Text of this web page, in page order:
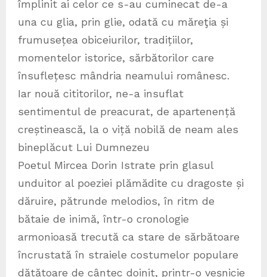
împlinit ai celor ce s-au cuminecat de-a
una cu glia, prin glie, odată cu măreţia și
frumusețea obiceiurilor, tradițiilor,
momentelor istorice, sărbătorilor care
însuflețesc mândria neamului românesc.
Iar nouă cititorilor, ne-a insuflat
sentimentul de preacurat, de apartenență
creștinească, la o viță nobilă de neam ales
bineplăcut Lui Dumnezeu
Poetul Mircea Dorin Istrate prin glasul
unduitor al poeziei plămădite cu dragoste și
dăruire, pătrunde melodios, în ritm de
bătaie de inimă, într-o cronologie
armonioasă trecută ca stare de sărbătoare
încrustată în straiele costumelor populare
dătătoare de cântec doinit, printr-o veșnicie